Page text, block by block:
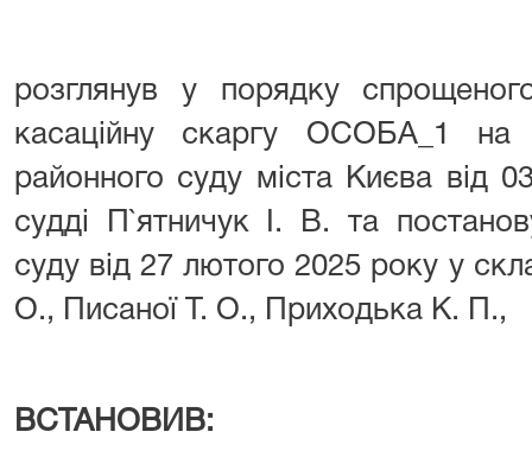
розглянув у порядку
касаційну скаргу ОСОБА_1 на
районного суду міста Києва від
судді П`ятничук І. В. та
суду від 27 лютого 2025 року у
О., Писаної Т. О., Приходька К. П.,
ВСТАНОВИВ: